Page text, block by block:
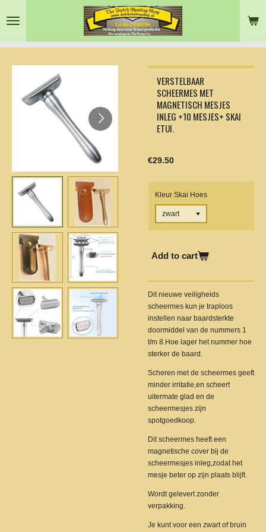
to
content
VERSTELBAAR
SCHEERMES MET
MAGNETISCH MESJES
INLEG +10 MESJES+ SKAI
ETUI.
€29.50
Kleur Skai Hoes
Add to cart
Dit nieuwe veiligheids
scheermes kun je traploos
instellen naar baardsterkte
doormiddel van de nummers 1
t/m 8.Hoe lager het nummer hoe
sterker de baard.
Scheren met de scheermes geeft
minder irritatie,en scheert
uitermate glad en de
scheermesjes zijn
spotgoedkoop.
Dit scheermes heeft een
magnetische cover bij de
scheermesjes inleg,zodat het
mesje beter op zijn plaats blijft.
Wordt gelevert zonder
verpakking.
Je kunt voor een zwart of bruin